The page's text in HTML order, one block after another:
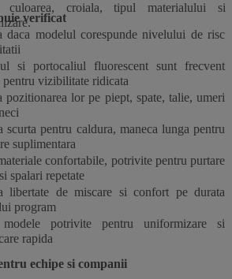
culoarea, croiala, tipul materialului si
verificat
daca modelul corespunde nivelului de risc
si portocaliul fluorescent sunt frecvent
pentru vizibilitate ridicata
pozitionarea lor pe piept, spate, talie, umeri
scurta pentru caldura, maneca lunga pentru
suplimentara
confortabile, potrivite pentru purtare
spalari repetate
libertate de miscare si confort pe durata
program
potrivite pentru uniformizare si
rapida
echipe si companii